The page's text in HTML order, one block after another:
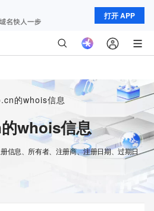
打开 APP
的whois信息
whois信息
信息、所有者、注册商、注册日期、过期日